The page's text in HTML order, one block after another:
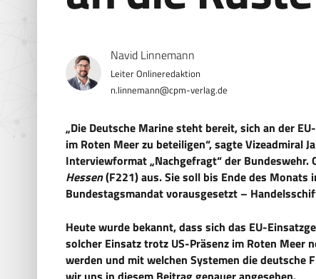
Navid Linnemann
Leiter Onlineredaktion
n.linnemann@cpm-verlag.de
„Die Deutsche Marine steht bereit, sich an der
im Roten Meer zu beteiligen“, sagte Vizeadmiral
Interviewformat „Nachgefragt“ der
Hessen(F221) aus. Sie soll bis Ende des
Bundestagsmandat vorausgesetzt –
Heute wurde bekannt, dass sich das EU-
solcher Einsatz trotz US-Präsenz im Roten
werden und mit welchen Systemen die deutsche